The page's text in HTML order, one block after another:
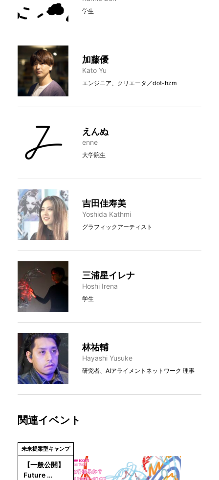
学生
加藤優
Kato Yu
エンジニア、クリエータ／dot-hzm
えんぬ
enne
大学院生
吉田佳寿美
Yoshida Kathmi
グラフィックアーティスト
三浦星イレナ
Hoshi Irena
学生
林祐輔
Hayashi Yusuke
研究者、AIアライメントネットワーク 理事
関連イベント
未来提案型キャンプ
【一般公開】
Future